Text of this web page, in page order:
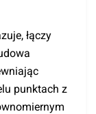
łączy
punktach z